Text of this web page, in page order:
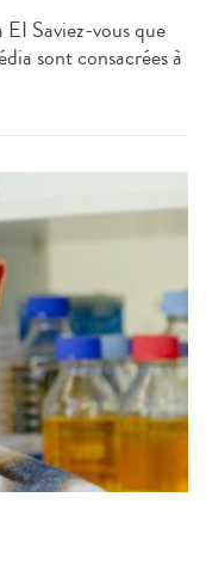
Saviez-vous que
sont consacrées à